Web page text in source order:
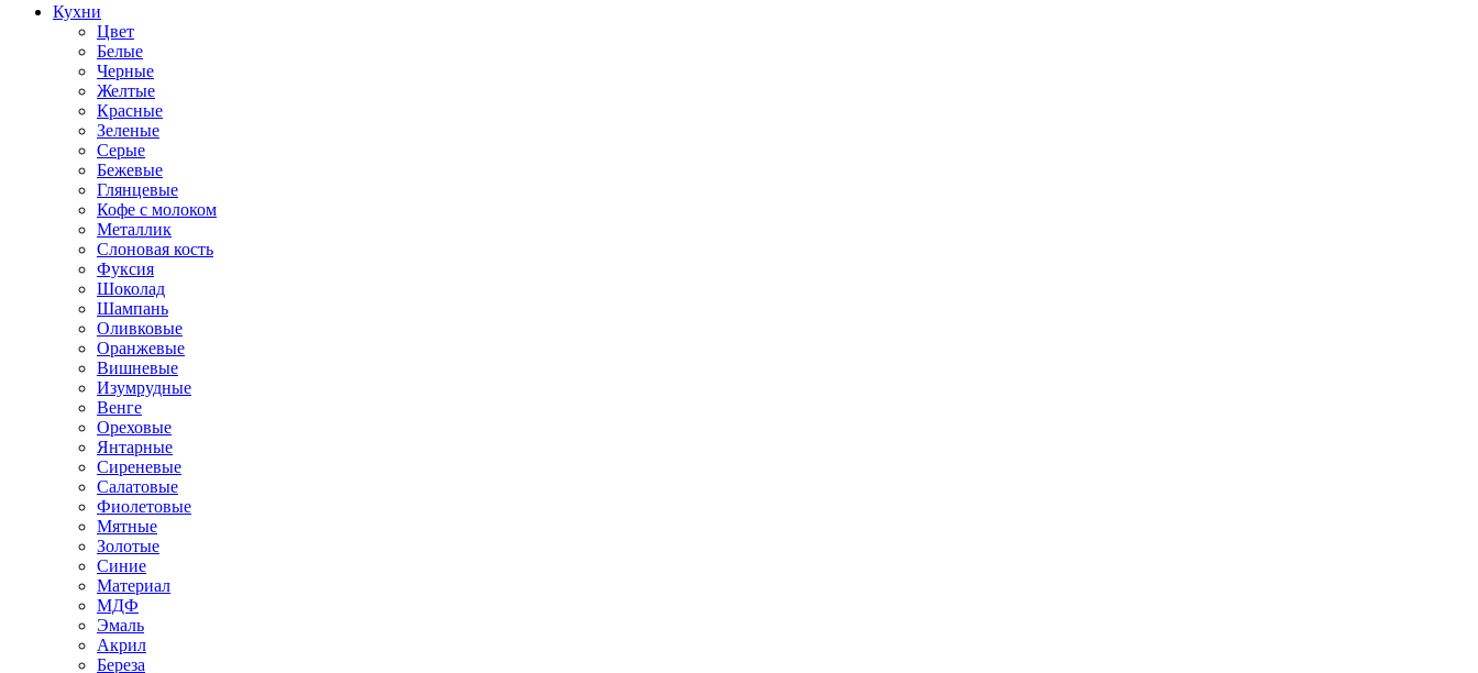
Кухни
Цвет
Белые
Черные
Желтые
Красные
Зеленые
Серые
Бежевые
Глянцевые
Кофе с молоком
Металлик
Слоновая кость
Фуксия
Шоколад
Шампань
Оливковые
Оранжевые
Вишневые
Изумрудные
Венге
Ореховые
Янтарные
Сиреневые
Салатовые
Фиолетовые
Мятные
Золотые
Синие
Материал
МДФ
Эмаль
Акрил
Береза